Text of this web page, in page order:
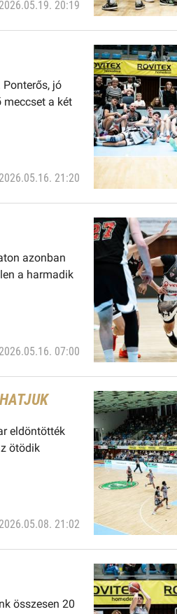
2026.05.19. 20:19
jó
meccset a két
2026.05.16. 21:20
azonban
a harmadik
2026.05.16. 07:00
eldöntötték
ötödik
2026.05.08. 21:02
összesen 20